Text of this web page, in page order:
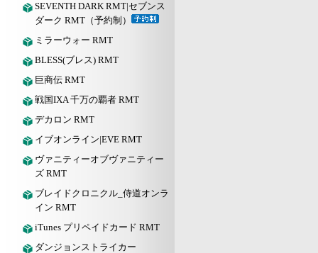
SEVENTH DARK RMT|セブンス
ダーク RMT（予約制）
ミラーウォー RMT
BLESS(ブレス) RMT
巨商伝 RMT
戦国IXA 千万の覇者 RMT
デカロン RMT
イブオンライン|EVE RMT
ヴァニティーオブヴァニティー
ズ RMT
ブレイドクロニクル_侍道オンラ
イン RMT
iTunes プリペイドカード RMT
ダンジョンストライカー